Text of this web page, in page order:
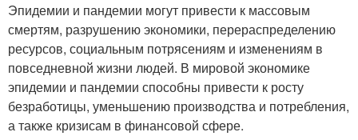
Эпидемии и пандемии могут привести к массовым
смертям, разрушению экономики, перераспределению
ресурсов, социальным потрясениям и изменениям в
повседневной жизни людей. В мировой экономике
эпидемии и пандемии способны привести к росту
безработицы, уменьшению производства и потребления,
а также кризисам в финансовой сфере.